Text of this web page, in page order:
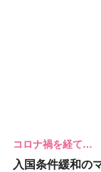
コロナ禍を経て…
入国条件緩和の